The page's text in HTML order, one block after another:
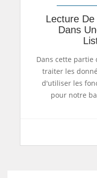
Lecture
Dans
Dans cette partie
traiter les
d'utiliser les
pour notre